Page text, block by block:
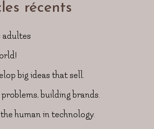
récents
big ideas that sell.
building brands.
human in technology.